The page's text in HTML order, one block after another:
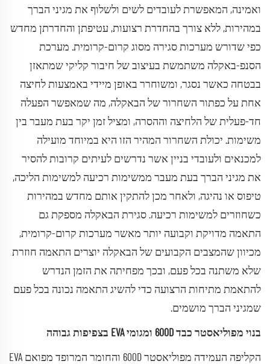
ואמינה, המאפשרת לעובדים לשים ולשלוף את מגיני הברך
במהירות, ללא צורך בהחדרת רצועות, עטיפתן והחדרתן מחדש
כפי שדורש מערכות סגירה מסוג קרום-קרומית. מערכת
הסנפ-באקלה משתמשת בעיצוב של חיבור קליקי שמתאזן
בבטחה כאשר נסגר, ומשוחרר באופן מיידי באמצעות לחיצה
אחת על כפתור השחרור של הבאקלה, מה שמאפשר הפעלה
חד-פעלית של הלחיצה וההסרה, ומציל זמן יקר בעת מעבר בין
משימות. יכולת השחרור המהיר הזו היא במיוחד מועילה
למכנאים ולעובדי בניין אשר נדרשים לעיתים קרובות להסיר
את מגיני הברך בעת מעבר ממשימות רכיעה למשימות הליכה,
טיפוס או נהיגה, ולאחר מכן להתקין אותם מחדש במהירות
כשחוזרים למשימות רכיעה. סגירת הבאקלה מספקת גם
התאמה מדויקת וקבועה יותר מאשר מערכות קרום-קרומית,
מכיוון שהמצבים הקבועים של הבאקלה יוצרים התאמה חוזרת
שלא משתנה בכל פעם, ובכך מפחיתה את הזמן הנדרש
להתאמת מתיחות הרצועה כדי להשיג התאמה נכונה בכל פעם
שמגיני הברך מושמים.
בנוי מפוליאסטר כבד 600D ומגומי EVA בצפיפות גבוהה
הקליפה העמידה מפוליאסטר 600D והחומר המרופד מפואם EVA